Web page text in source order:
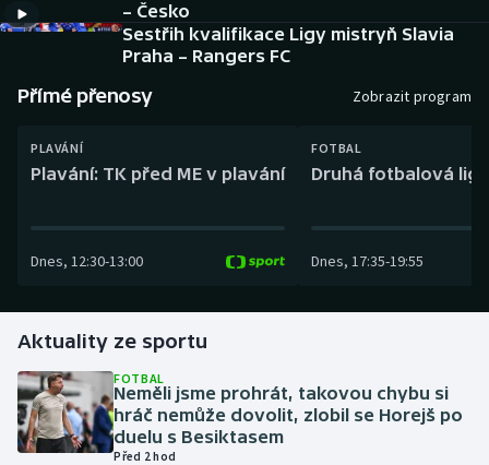
Basketbal
Box
Florbal
Futsal
Golf
Historické návraty
– Česko
Sestřih kvalifikace Ligy mistryň Slavia
Praha – Rangers FC
Přímé přenosy Zobrazit program
PLAVÁNÍ
Plavání: TK před ME v plavání
Dnes, 12:30-13:00
FOTBAL
Druhá fotbalová
Dnes, 17:35-19:55
Aktuality ze sportu
FOTBAL
Neměli jsme prohrát, takovou chybu si
hráč nemůže dovolit, zlobil se Horejš po
duelu s Besiktasem
Před 2 hod